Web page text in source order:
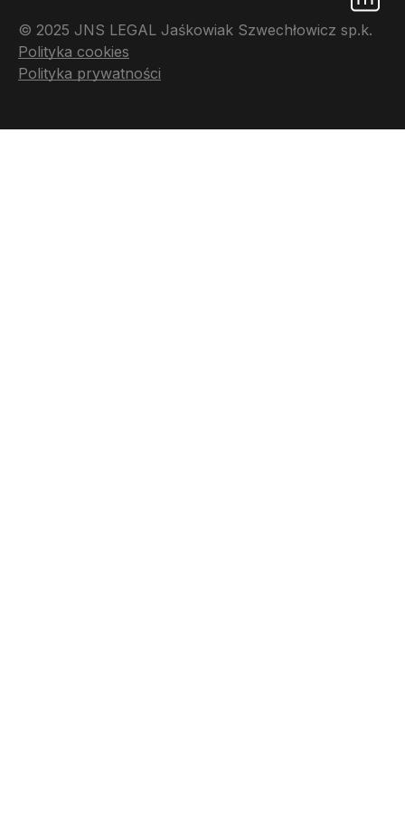
© 2025 JNS LEGAL Jaśkowiak Szwechłowicz sp.k.
Polityka cookies
Polityka prywatności